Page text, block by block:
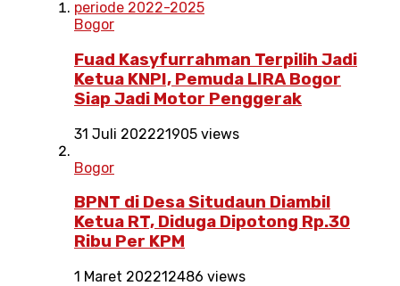
Bogor
Fuad Kasyfurrahman Terpilih Jadi
Ketua KNPI, Pemuda LIRA Bogor
Siap Jadi Motor Penggerak
31 Juli 202221905 views
Bogor
BPNT di Desa Situdaun Diambil
Ketua RT, Diduga Dipotong Rp.30
Ribu Per KPM
1 Maret 202212486 views